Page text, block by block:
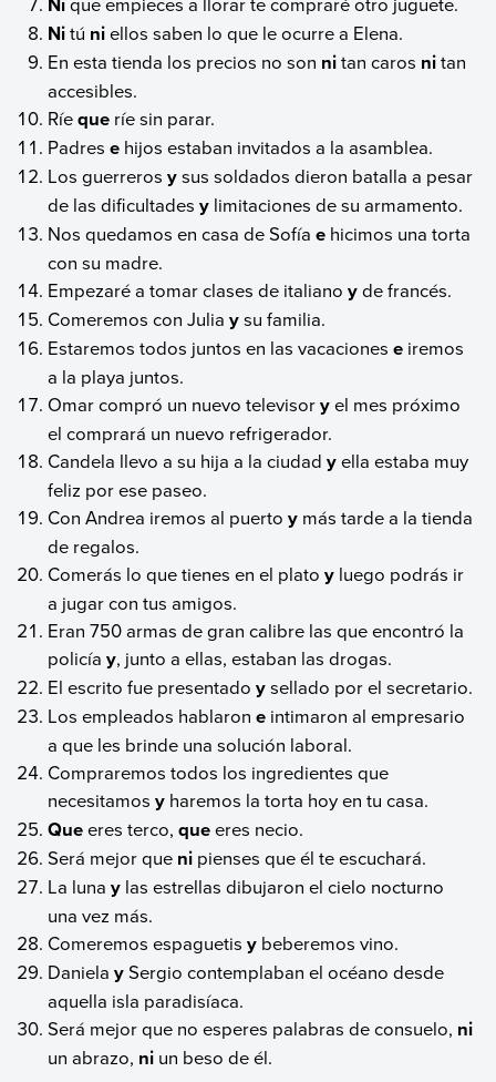
Nitú niellos saben lo que le ocurre a Elena.
En esta tienda los precios no son nitan caros nitan
accesibles.
Ríeque ríe sin parar.
Padrese hijos estaban invitados a la asamblea.
Los guerrerosysus soldados dieron batalla a pesar
de las dificultadesy limitaciones de su armamento.
Nos quedamos en casa de Sofíae hicimos una torta
con su madre.
Empezaré a tomar clases de italianoyde francés.
Comeremos con Juliaysu familia.
Estaremos todos juntos en las vacacionese iremos
a la playa juntos.
Omar compró un nuevo televisoryel mes próximo
el comprará un nuevo refrigerador.
Candela llevo a su hija a la ciudadyella estaba muy
feliz por ese paseo.
Con Andrea iremos al puertoy más tarde a la tienda
de regalos.
Comerás lo que tienes en el platoy luego podrás ir
a jugar con tus amigos.
Eran 750 armas de gran calibre las que encontró la
policíay, junto a ellas, estaban las drogas.
El escrito fue presentadoysellado por el secretario.
Los empleados hablarone intimaron al empresario
a que les brinde una solución laboral.
Compraremos todos los ingredientes que
necesitamosy haremos la torta hoy en tu casa.
Queeres terco,queeres necio.
Será mejor que ni pienses que él te escuchará.
La lunay las estrellas dibujaron el cielo nocturno
una vez más.
Comeremos espaguetis y beberemos vino.
DanielaySergio contemplaban el océano desde
aquella isla paradisíaca.
Será mejor que no esperes palabras de consuelo, ni
un abrazo, ni un beso de él.